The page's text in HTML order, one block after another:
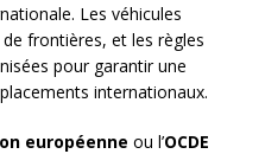
Les véhicules
frontières, et les règles
pour garantir une
internationaux.
européenne ou l’OCDE